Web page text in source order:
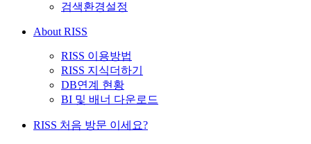
검색환경설정
About RISS
RISS 이용방법
RISS 지식더하기
DB연계 현황
BI 및 배너 다운로드
RISS 처음 방문 이세요?